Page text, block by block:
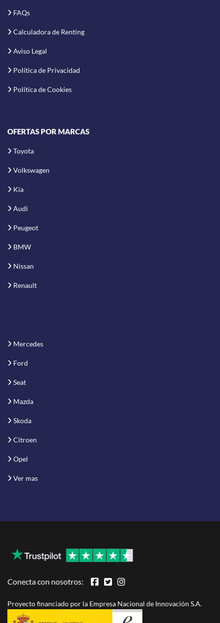
FAQs
Calculadora de Renting
Aviso Legal
Política de Privacidad
Política de Cookies
OFERTAS POR MARCAS
Toyota
Volkswagen
Kia
Audi
Peugeot
BMW
Nissan
Renault
Mercedes
Ford
Seat
Mazda
Skoda
Citroen
Opel
Ver mas
Conecta con nosotros:
Proyecto financiado por la Empresa Nacional de Innovación S.A.